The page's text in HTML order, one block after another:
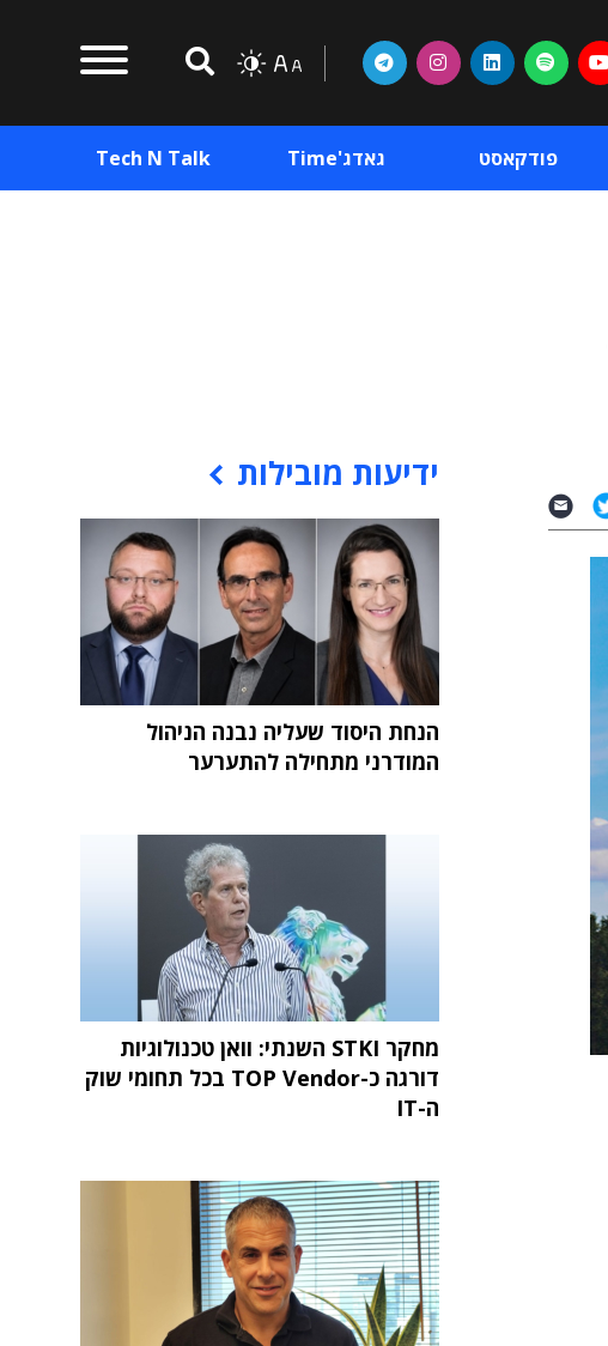
פודקאסט גאדג'Time Tech N Talk
ידיעות מובילות
הנחת היסוד שעליה נבנה הניהול
המודרני מתחילה להתערער
מחקר STKI השנתי: וואן טכנולוגיות
דורגה כ-TOP Vendor בכל תחומי שוק
ה-IT